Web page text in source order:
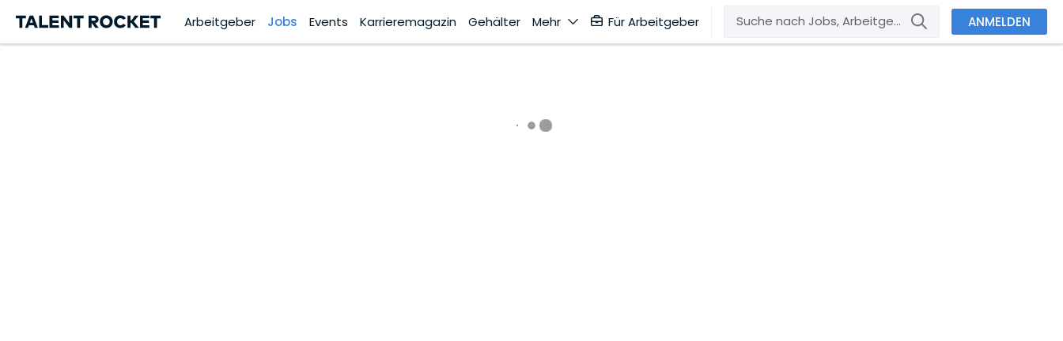
Arbeitgeber Jobs Events Karrieremagazin Gehälter Mehr Für Arbeitgeber ANMELDEN